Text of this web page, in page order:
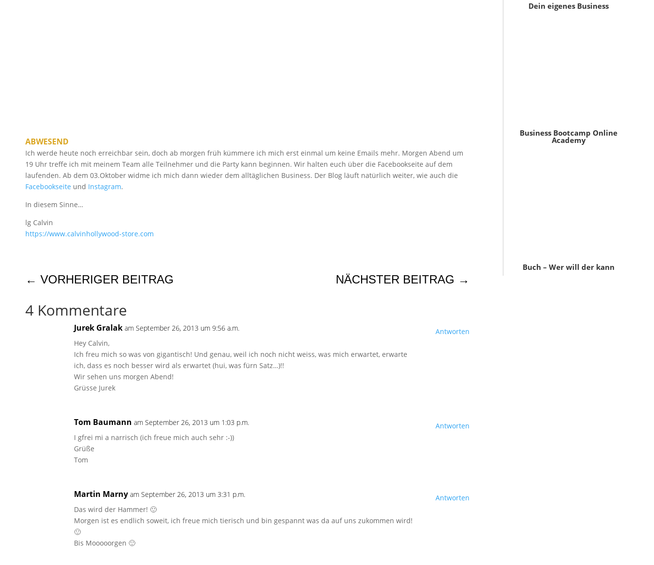
ABWESEND
Ich werde heute noch erreichbar sein, doch ab morgen früh kümmere ich mich erst einmal um keine Emails mehr. Morgen Abend um
19 Uhr treffe ich mit meinem Team alle Teilnehmer und die Party kann beginnen. Wir halten euch über die Facebookseite auf dem
laufenden. Ab dem 03.Oktober widme ich mich dann wieder dem alltäglichen Business. Der Blog läuft natürlich weiter, wie auch die
Facebookseite und Instagram.
In diesem Sinne…
lg Calvin
https://​www.calvinhollywood-store.com
← VORHERIGER BEITRAG NÄCHSTER BEITRAG →
4 Kommentare
Jurek Gralak am September 26, 2013 um 9:56 a.m.
Hey Calvin,
Ich freu mich so was von gigantisch! Und genau, weil ich noch nicht weiss, was mich erwartet, erwarte
ich, dass es noch besser wird als erwartet (hui, was fürn Satz…)!!
Wir sehen uns morgen Abend!
Grüsse Jurek
Antworten
Tom Baumann am September 26, 2013 um 1:03 p.m.
I gfrei mi a narrisch (ich freue mich auch sehr :-))
Grüße
Tom
Antworten
Martin Marny am September 26, 2013 um 3:31 p.m.
Das wird der Hammer! 🙂
Morgen ist es endlich soweit, ich freue mich tierisch und bin gespannt was da auf uns zukommen wird!
🙂
Bis Mooooorgen 🙂
Antworten
Dein eigenes Business
Business Bootcamp Online
Academy
Buch – Wer will der kann